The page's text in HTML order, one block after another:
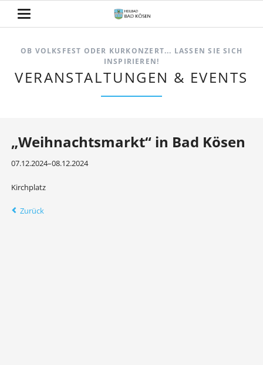
OB VOLKSFEST ODER KURKONZERT... LASSEN SIE SICH
INSPIRIEREN!
VERANSTALTUNGEN & EVENTS
„Weihnachtsmarkt“ in Bad Kösen
07.12.2024–08.12.2024
Kirchplatz
Zurück